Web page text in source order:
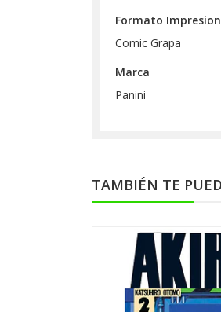
Formato Impresion
Comic Grapa
Marca
Panini
TAMBIÉN TE